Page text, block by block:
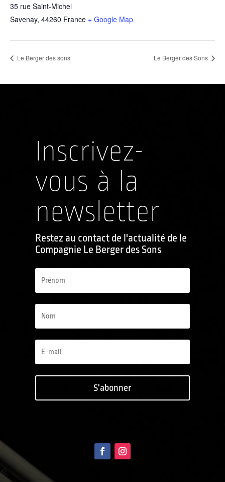
35 rue Saint-Michel
Savenay, 44260 France + Google Map
Le Berger des sons Le Berger des Sons
Inscrivez-
vous à la
newsletter
Restez au contact de l'actualité de le
Compagnie Le Berger des Sons
S'abonner